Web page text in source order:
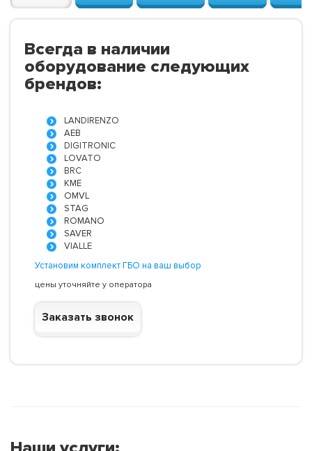
Всегда в наличии
оборудование следующих
брендов:
LANDIRENZO
AEB
DIGITRONIC
LOVATO
BRC
KME
OMVL
STAG
ROMANO
SAVER
VIALLE
Установим комплект ГБО на ваш выбор
цены уточняйте у оператора
Заказать звонок